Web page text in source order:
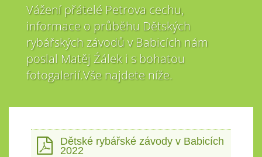
Vážení přátelé Petrova cechu,
informace o průběhu Dětských
rybářských závodů v Babicích nám
poslal Matěj Źálek i s bohatou
fotogalerií.Vše najdete níže.
Dětské rybářské závody v Babicích
2022